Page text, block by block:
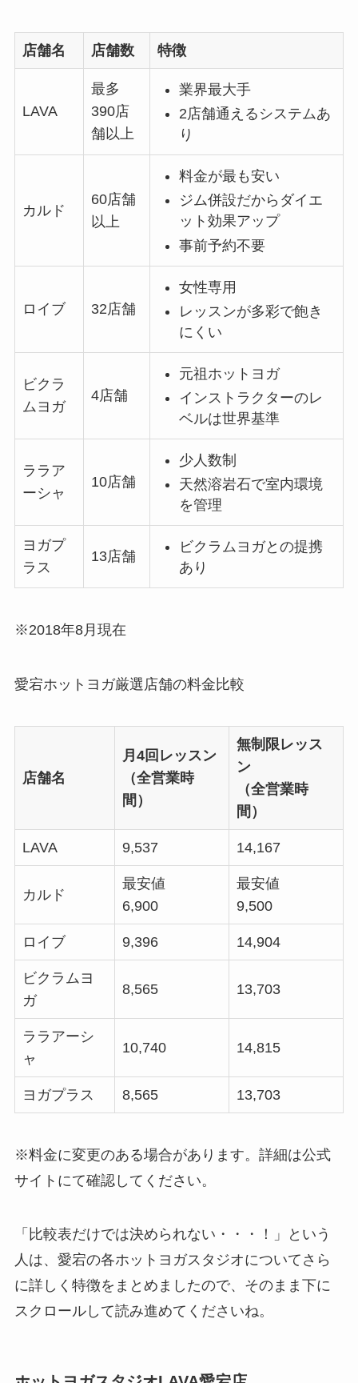
店舗名 店舗数 特徴
LAVA
最多
390店
舗以上
業界最大手
2店舗通えるシステムあ
り
カルド
60店舗
以上
料金が最も安い
ジム併設だからダイエ
ット効果アップ
事前予約不要
ロイブ 32店舗
女性専用
レッスンが多彩で飽き
にくい
ビクラ
ムヨガ
4店舗
元祖ホットヨガ
インストラクターのレ
ベルは世界基準
ララア
ーシャ
10店舗
少人数制
天然溶岩石で室内環境
を管理
ヨガプ
ラス
13店舗
ビクラムヨガとの提携
あり
※2018年8月現在
愛宕ホットヨガ厳選店舗の料金比較
店舗名
月4回レッスン
（全営業時
間）
無制限レッス
ン
（全営業時
間）
LAVA 9,537 14,167
カルド
最安値
6,900
最安値
9,500
ロイブ 9,396 14,904
ビクラムヨ
ガ
8,565 13,703
ララアーシ
ャ
10,740 14,815
ヨガプラス 8,565 13,703
※料金に変更のある場合があります。詳細は公式
サイトにて確認してください。
「比較表だけでは決められない・・・！」という
人は、愛宕の各ホットヨガスタジオについてさら
に詳しく特徴をまとめましたので、そのまま下に
スクロールして読み進めてくださいね。